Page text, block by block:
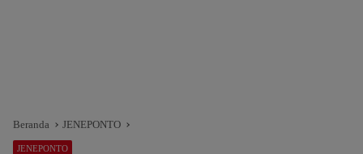
Beranda JENEPONTO
JENEPONTO